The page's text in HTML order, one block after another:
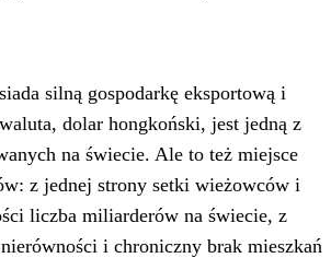
silną gospodarkę eksportową i
dolar hongkoński, jest jedną z
na świecie. Ale to też miejsce
z jednej strony setki wieżowców i
liczba miliarderów na świecie, z
i chroniczny brak mieszkań